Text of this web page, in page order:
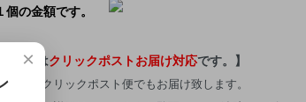
の金額です。
テムはクリックポストお届け対応です。】
テムはクリックポスト便でもお届け致します。
×